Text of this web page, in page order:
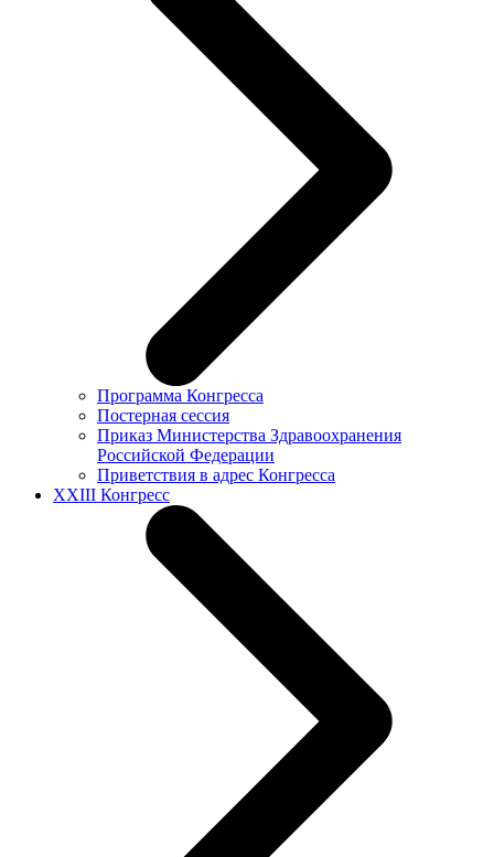
Программа Конгресса
Постерная сессия
Приказ Министерства Здравоохранения
Российской Федерации
Приветствия в адрес Конгресса
XXIII Конгресс